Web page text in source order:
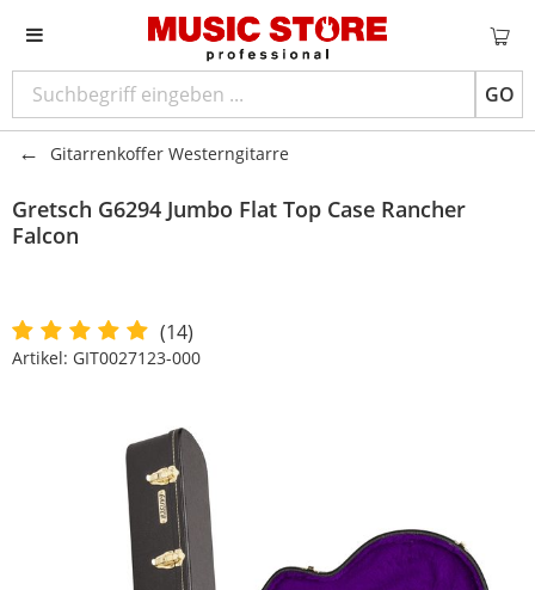
GO
Gitarrenkoffer Westerngitarre
Gretsch G6294 Jumbo Flat Top Case Rancher
Falcon
(14)
Artikel: GIT0027123-000